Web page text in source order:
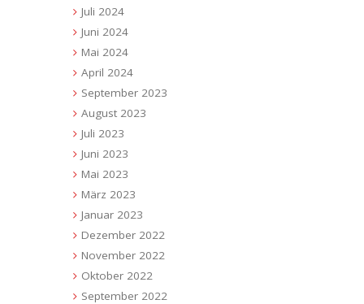
Juli 2024
Juni 2024
Mai 2024
April 2024
September 2023
August 2023
Juli 2023
Juni 2023
Mai 2023
März 2023
Januar 2023
Dezember 2022
November 2022
Oktober 2022
September 2022